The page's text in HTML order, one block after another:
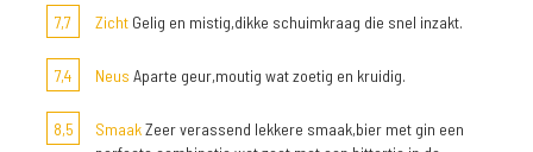
7,7 Zicht Gelig en mistig,dikke schuimkraag die snel inzakt.
7,4 Neus Aparte geur,moutig wat zoetig en kruidig.
8,5 SmaakZeer verassend lekkere smaak,bier met gin een